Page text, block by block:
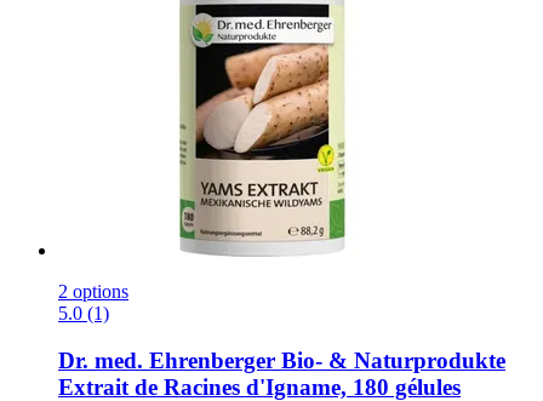
2 options
5.0 (1)
Dr. med. Ehrenberger Bio- & Naturprodukte
Extrait de Racines d'Igname, 180 gélules